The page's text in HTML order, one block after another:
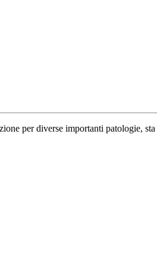
per diverse importanti patologie,